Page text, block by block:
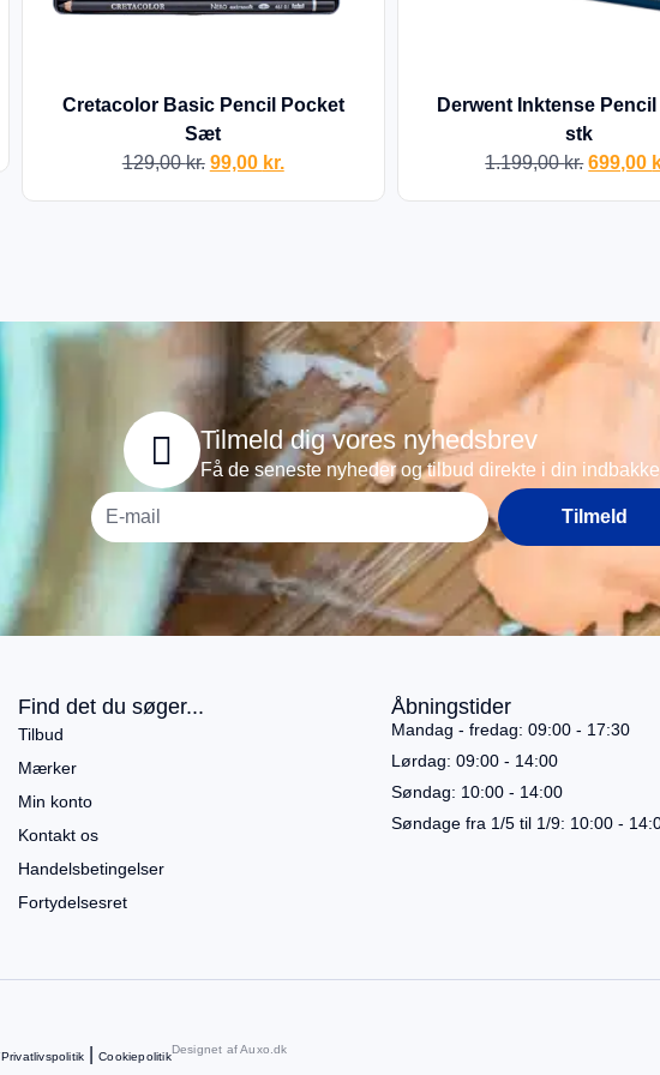
kr.
Cretacolor Basic Pencil Pocket
Sæt
129,00kr. 99,00 kr.
Derwent Inktense
stk
1.199,00kr. 699,00
Tilmeld dig vores nyhedsbrev
Få de seneste nyheder og tilbud direkte i din indbakke
Tilmeld
Find det du søger...
Tilbud
Mærker
Min konto
Kontakt os
Handelsbetingelser
Fortydelsesret
Åbningstider
Mandag - fredag: 09:00 - 17:30
Lørdag: 09:00 - 14:00
Søndag: 10:00 - 14:00
Søndage fra 1/5 til 1/9: 10:00 -
Privatlivspolitik |Cookiepolitik
Designet afAuxo.dk